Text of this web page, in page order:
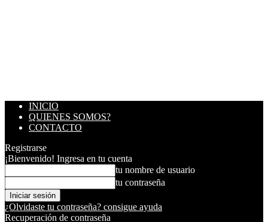
INICIO
QUIENES SOMOS?
CONTACTO
Registrarse
¡Bienvenido! Ingresa en tu cuenta
tu nombre de usuario
tu contraseña
¿Olvidaste tu contraseña? consigue ayuda
Recuperación de contraseña